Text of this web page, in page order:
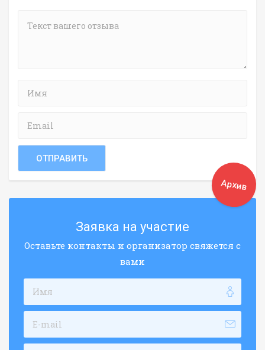
Архив
Заявка на участие
Оставьте контакты и организатор свяжется с
вами